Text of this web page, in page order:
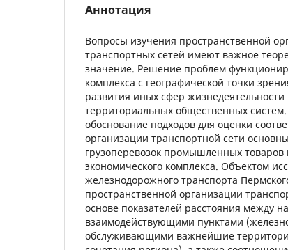
Аннотация
Вопросы изучения пространственной
транспортных сетей имеют важное
значение. Решение проблем
комплекса с географической точки
развития иных сфер
территориальных общественных
обоснование подходов для оценки
организации транспортной сети
грузоперевозок промышленных товаров
экономического комплекса. Объектом
железнодорожного транспорта
пространственной организации
основе показателей расстояния между
взаимодействующими пунктами
обслуживающими важнейшие